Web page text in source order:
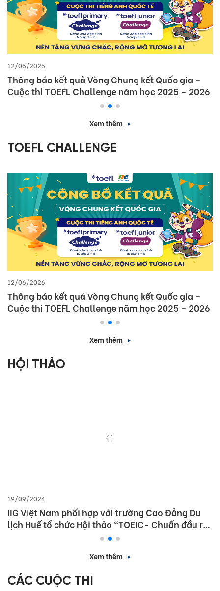
12/06/2026
Thông báo kết quả Vòng Chung kết Quốc gia –
Cuộc thi TOEFL Challenge năm học 2025 – 2026
Xem thêm
TOEFL CHALLENGE
12/06/2026
Thông báo kết quả Vòng Chung kết Quốc gia –
Cuộc thi TOEFL Challenge năm học 2025 – 2026
Xem thêm
HỘI THẢO
19/09/2024
IIG Việt Nam phối hợp với trường Cao Đẳng Du
lịch Huế tổ chức Hội thảo “TOEIC- Chuẩn đầu ra
tiếng Anh- Bí Quyết chinh phục nhà tuyển dụng”
Xem thêm
CÁC CUỘC THI